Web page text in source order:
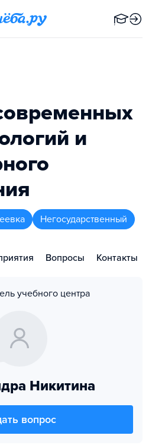
и
Негосударственный
Вопросы Контакты
учебного центра
Никитина
вопрос